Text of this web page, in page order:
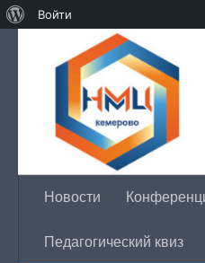
Войти
Перейти к содержимому
Новости
Педагогический квиз